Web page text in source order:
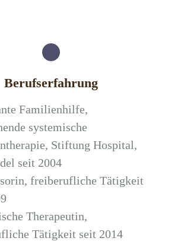
Berufserfahrung
Familienhilfe,
systemische
Stiftung Hospital,
seit 2004
freiberufliche Tätigkeit
Therapeutin,
Tätigkeit seit 2014